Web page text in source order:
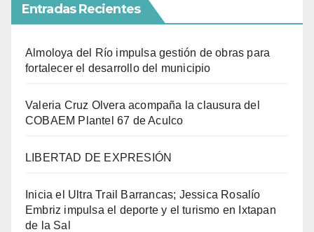
Entradas Recientes
Almoloya del Río impulsa gestión de obras para
fortalecer el desarrollo del municipio
Valeria Cruz Olvera acompaña la clausura del
COBAEM Plantel 67 de Aculco
LIBERTAD DE EXPRESIÓN
Inicia el Ultra Trail Barrancas; Jessica Rosalío
Embriz impulsa el deporte y el turismo en Ixtapan
de la Sal